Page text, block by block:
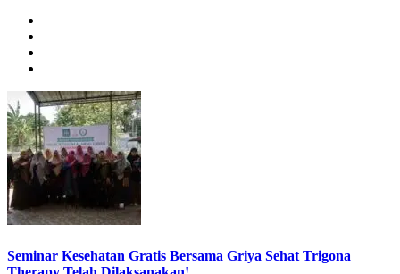
Seminar Kesehatan Gratis Bersama Griya Sehat Trigona